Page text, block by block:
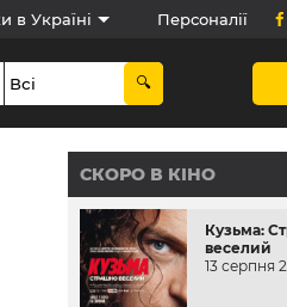
в Україні Персоналії
СКОРО В КІНО
Кузьма:
веселий
13 серпня